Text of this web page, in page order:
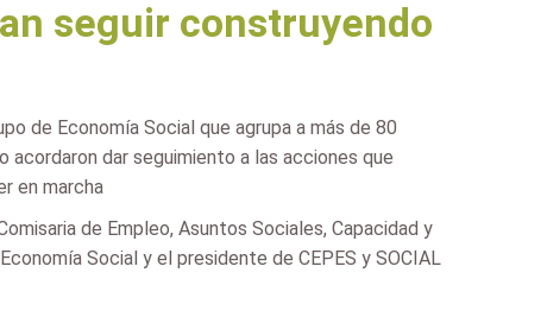
seguir construyendo
de Economía Social que agrupa a más de 80
dar seguimiento a las acciones que
en marcha
de Empleo, Asuntos Sociales, Capacidad y
Social y el presidente de CEPES y SOCIAL